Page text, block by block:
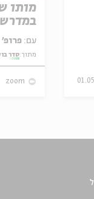
מותו
עם: פרופ' אביגדור שנאן
מתוך:סדר
zoom